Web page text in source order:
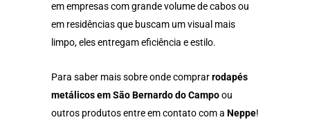
em empresas com grande volume de cabos ou
em residências que buscam um visual mais
limpo, eles entregam eficiência e estilo.
Para saber mais sobre onde comprarrodapés
metálicos em São Bernardo do Campoou
outros produtos entre em contato com a Neppe!